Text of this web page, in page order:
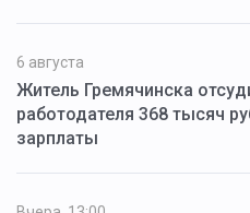
6 августа
Житель Гремячинска
работодателя 368 тысяч
зарплаты